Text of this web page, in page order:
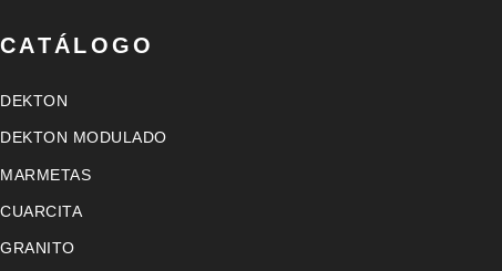
CATÁLOGO
DEKTON
DEKTON MODULADO
MARMETAS
CUARCITA
GRANITO